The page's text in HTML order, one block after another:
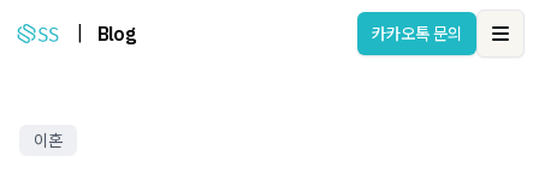
Blog 카카오톡 문의
이혼